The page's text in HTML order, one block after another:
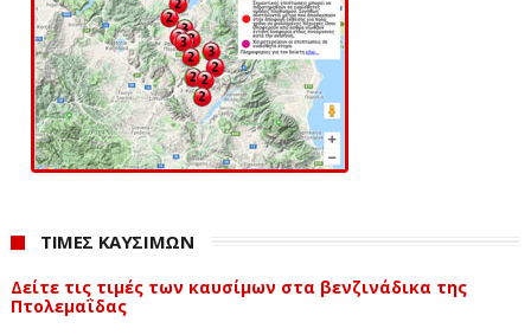
ΤΙΜΕΣ ΚΑΥΣΙΜΩΝ
Δείτε τις τιμές των καυσίμων στα βενζινάδικα της
Πτολεμαΐδας